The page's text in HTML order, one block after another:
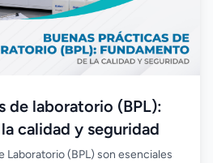
de laboratorio (BPL):
calidad y seguridad
Laboratorio (BPL) son esenciales